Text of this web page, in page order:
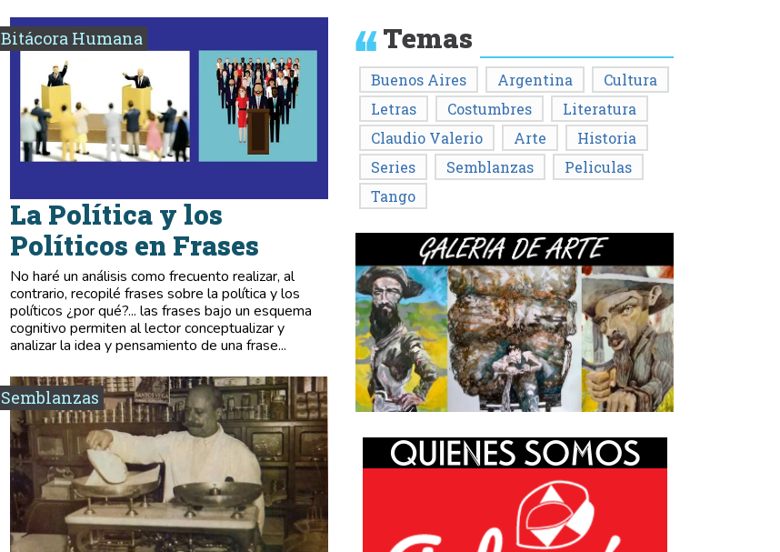
Bitácora Humana
La Política y los
Políticos en Frases
No haré un análisis como frecuento realizar, al
contrario, recopilé frases sobre la política y los
políticos ¿por qué?... las frases bajo un esquema
cognitivo permiten al lector conceptualizar y
analizar la idea y pensamiento de una frase...
Semblanzas
Temas
Buenos Aires Argentina
Cultura
Letras
Costumbres
Literatura
Claudio Valerio
Arte
Historia
Series
Semblanzas
Peliculas
Tango